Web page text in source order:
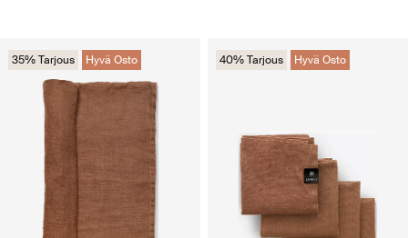
35% Tarjous Hyvä Osto 40% Tarjous Hyvä Osto